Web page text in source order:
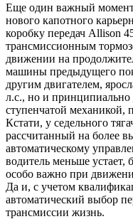
Еще один важный
нового капотного
коробку передач Allison
трансмиссионным
движении на
машины предыдущего
другим двигателем,
л.с., но и
ступенчатой механикой,
Кстати, у седельного
рассчитанный на более
автоматическому
водитель меньше устает,
особо важно при
Да и, с учетом
автоматический выбор
трансмиссии жизнь.